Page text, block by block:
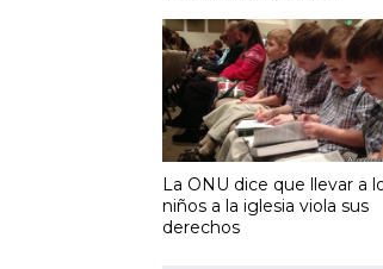
La ONU dice que llevar a
niños a la iglesia viola sus
derechos